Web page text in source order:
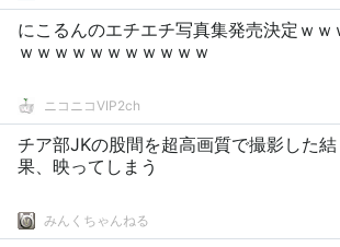
にこるんのエチエチ写真集発売決定ｗｗ
ｗｗｗｗｗｗｗｗｗｗｗ
ニコニコVIP2ch
チア部JKの股間を超高画質で撮影した結
果、映ってしまう
みんくちゃんねる